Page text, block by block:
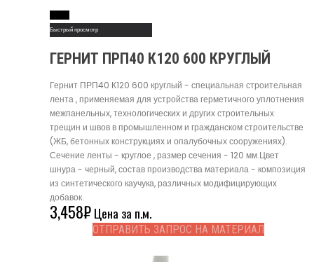
Быстрый просмотр
ГЕРНИТ ПРП40 К120 600 КРУГЛЫЙ
Гернит ПРП40 К120 600 круглый - специальная строительная
лента , применяемая для устройства герметичного уплотнения
межпанельных, технологических и других строительных
трещин и швов в промышленном и гражданском строительстве
(ЖБ, бетонных конструкциях и опалубочных сооружениях).
Сечение ленты - круглое , размер сечения - 120 мм.Цвет
шнура - черный, состав производства материала - композиция
из синтетического каучука, различных модифицирующих
добавок.
3,458₽Цена за п.м.
ОТПРАВИТЬ ЗАПРОС НА МАТЕРИАЛ